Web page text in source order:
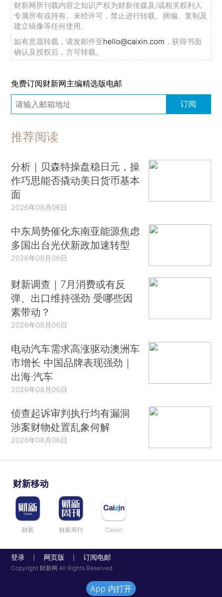
财新网所刊载内容之知识产权为财新传媒及/或相关权利人
专属所有或持有。未经许可，禁止进行转载、摘编、复制及
建立镜像等任何使用。
如有意愿转载，请发邮件至hello@caixin.com ，获得书面
确认及授权后，方可转载。
免费订阅财新网主编精选版电邮
订阅
推荐阅读
分析｜贝森特操盘稳日元，操
作巧思能否撬动美日货币基本
面
2026年08月06日
中东局势催化东南亚能源焦虑
多国出台光伏新政加速转型
2026年08月06日
财新调查｜7月消费或有反
弹、出口维持强劲 受哪些因
素带动？
2026年08月06日
电动汽车需求高涨驱动澳洲车
市增长 中国品牌表现强劲｜
出海·汽车
2026年08月06日
侦查起诉审判执行均有漏洞
涉案财物处置乱象何解
2026年08月06日
财新移动
财新 财新周刊 Caixin
登录 网页版 订阅电邮
Copyright 财新网 All Rights Reserved
App 内打开